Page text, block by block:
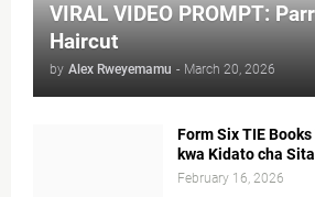
VIRAL VIDEO PROMPT:
Haircut
by Alex Rweyemamu - March 20, 2026
Form Six TIE
kwa Kidato cha
February 16, 2026